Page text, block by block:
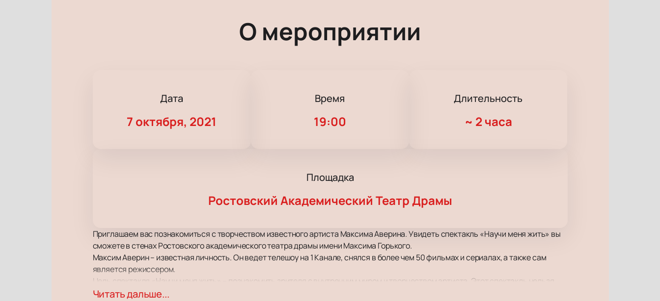
О мероприятии
Дата
7 октября, 2021
Время
19:00
Длительность
~ 2 часа
Площадка
Ростовский Академический Театр Драмы
Приглашаем вас познакомиться с творчеством известного артиста Максима Аверина. Увидеть спектакль «Научи меня жить» вы
сможете в стенах Ростовского академического театра драмы имени Максима Горького.
Максим Аверин – известная личность. Он ведет телешоу на 1 Канале, снялся в более чем 50 фильмах и сериалах, а также сам
является режиссером.
Цель спектакля «Научи меня жить» – познакомить зрителя с внутренним миром и творчеством артиста. Этот спектакль нельзя
назвать встречей или концертом, это нечто большее. Полноценное театральное действо, музыкальное сопровождение, а также
Читать дальше...